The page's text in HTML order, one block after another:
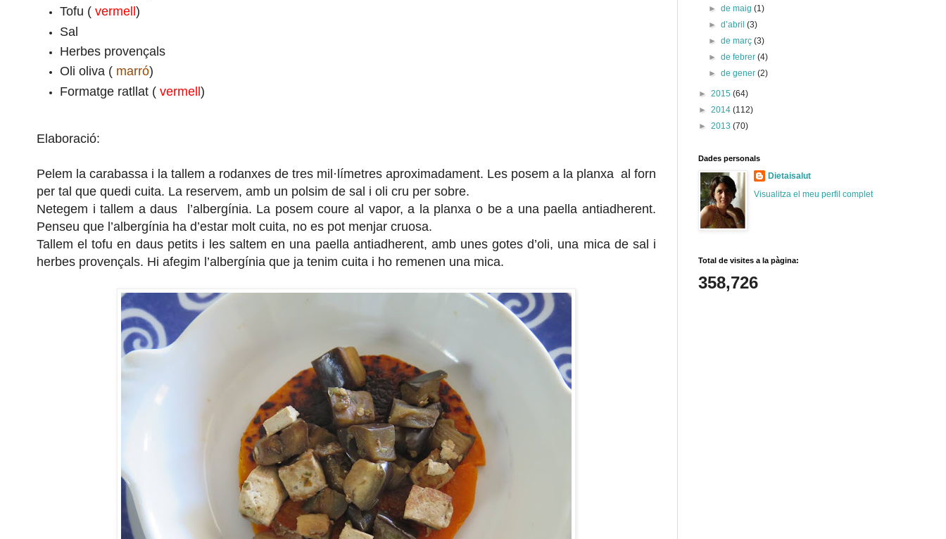
Tofu ( vermell )
Sal
Herbes provençals
Oli oliva ( marró)
Formatge ratllat ( vermell)
Elaboració:
Pelem la carabassa i la tallem a rodanxes de tres mil·límetres aproximadament. Les posem a la planxa al forn
per tal que quedi cuita. La reservem, amb un polsim de sal i oli cru per sobre.
Netegem i tallem a daus
l’albergínia. La posem coure al vapor, a la planxa o be a una paella antiadherent.
Penseu que l’albergínia ha d’estar molt cuita, no es pot menjar cruosa.
Tallem el tofu en daus petits i les saltem en una paella antiadherent, amb unes gotes d’oli, una mica de sal i
herbes provençals. Hi afegim l’albergínia que ja tenim cuita i ho remenen una mica.
►de maig(1)
►d’abril(3)
►de març(3)
►de febrer(4)
►de gener(2)
► 2015 (64)
► 2014 (112)
► 2013 (70)
Dades personals
Dietaisalut
Visualitza el meu perfil complet
Total de visites a la pàgina:
358,726